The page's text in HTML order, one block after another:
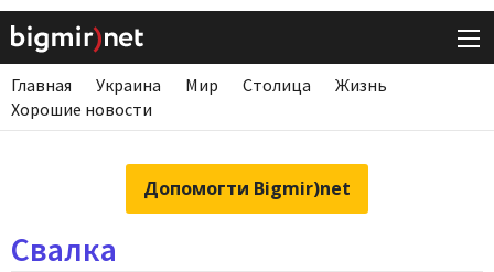
Главная Украина Мир Столица
Жизнь
Хорошие новости
Допомогти Bigmir)net
Свалка